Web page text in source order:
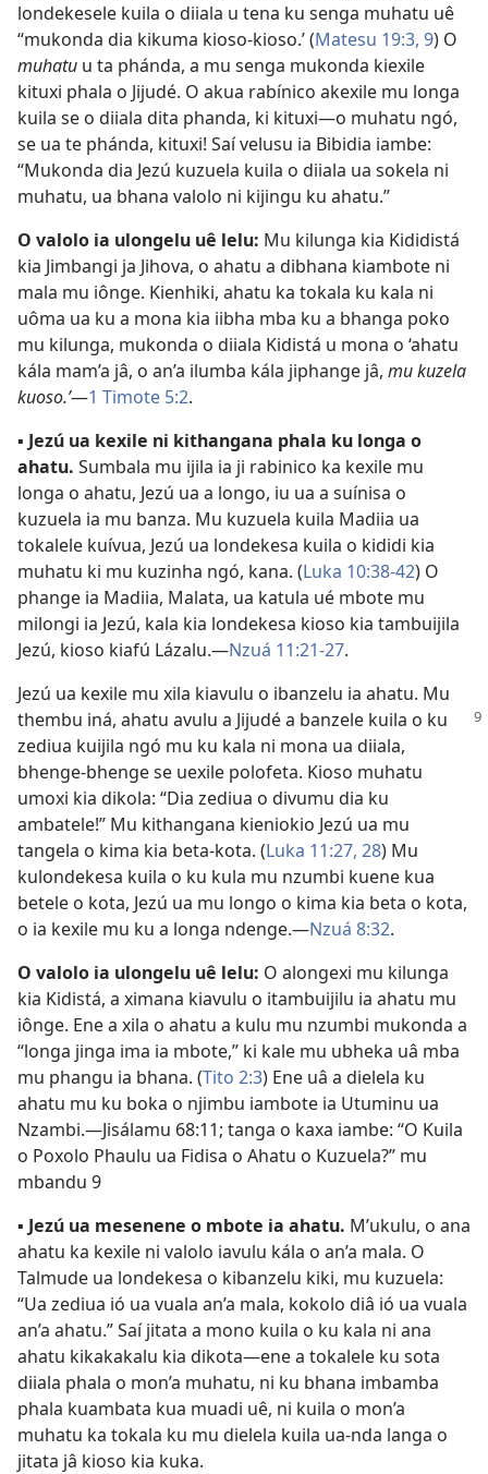
londekesele kuila o diiala u tena ku senga muhatu uê
“mukonda dia kikuma kioso-kioso.’ (Matesu 19:3, 9) O
muhatu u ta phánda, a mu senga mukonda kiexile
kituxi phala o Jijudé. O akua rabínico akexile mu longa
kuila se o diiala dita phanda, ki kituxi—o muhatu ngó,
se ua te phánda, kituxi! Saí velusu ia Bibidia iambe:
“Mukonda dia Jezú kuzuela kuila o diiala ua sokela ni
muhatu, ua bhana valolo ni kijingu ku ahatu.”
O valolo ia ulongelu uê lelu: Mu kilunga kia Kididistá
kia Jimbangi ja Jihova, o ahatu a dibhana kiambote ni
mala mu iônge. Kienhiki, ahatu ka tokala ku kala ni
uôma ua ku a mona kia iibha mba ku a bhanga poko
mu kilunga, mukonda o diiala Kidistá u mona o ‘ahatu
kála mam’a jâ, o an’a ilumba kála jiphange jâ, mu kuzela
kuoso.’—1 Timote 5:2.
▪ Jezú ua kexile ni kithangana phala ku longa o
ahatu. Sumbala mu ijila ia ji rabinico ka kexile mu
longa o ahatu, Jezú ua a longo, iu ua a suínisa o
kuzuela ia mu banza. Mu kuzuela kuila Madiia ua
tokalele kuívua, Jezú ua londekesa kuila o kididi kia
muhatu ki mu kuzinha ngó, kana. (Luka 10:38-42) O
phange ia Madiia, Malata, ua katula ué mbote mu
milongi ia Jezú, kala kia londekesa kioso kia tambuijila
Jezú, kioso kiafú Lázalu.—Nzuá 11:21-27.
Jezú ua kexile mu xila kiavulu o ibanzelu ia ahatu. Mu
thembu iná, ahatu avulu a Jijudéa banzele kuila o ku
zediua kuijila ngó mu ku kala ni mona ua diiala,
bhenge-bhenge se uexile polofeta. Kioso muhatu
umoxi kia dikola: “Dia zediua o divumu dia ku
ambatele!” Mu kithangana kieniokio Jezú ua mu
tangela o kima kia beta-kota. (Luka 11:27, 28) Mu
kulondekesa kuila o ku kula mu nzumbi kuene kua
betele o kota, Jezú ua mu longo o kima kia beta o kota,
o ia kexile mu ku a longa ndenge.—Nzuá 8:32.
O valolo ia ulongelu uê lelu: O alongexi mu kilunga
kia Kidistá, a ximana kiavulu o itambuijilu ia ahatu mu
iônge. Ene a xila o ahatu a kulu mu nzumbi mukonda a
“longa jinga ima ia mbote,” ki kale mu ubheka uâ mba
mu phangu ia bhana. (Tito 2:3) Ene uâ a dielela ku
ahatu mu ku boka o njimbu iambote ia Utuminu ua
Nzambi.—Jisálamu 68:11; tanga o kaxa iambe: “O Kuila
o Poxolo Phaulu ua Fidisa o Ahatu o Kuzuela?” mu
mbandu 9
▪ Jezú ua mesenene o mbote ia ahatu. M’ukulu, o ana
ahatu ka kexile ni valolo iavulu kála o an’a mala. O
Talmude ua londekesa o kibanzelu kiki, mu kuzuela:
“Ua zediua ió ua vuala an’a mala, kokolo diâ ió ua vuala
an’a ahatu.” Saí jitata a mono kuila o ku kala ni ana
ahatu kikakakalu kia dikota—ene a tokalele ku sota
diiala phala o mon’a muhatu, ni ku bhana imbamba
phala kuambata kua muadi uê, ni kuila o mon’a
muhatu ka tokala ku mu dielela kuila ua-nda langa o
jitata jâ kioso kia kuka.